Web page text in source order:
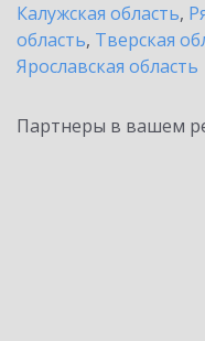
Калужская область,
область, Тверская
Ярославская область
Партнеры в вашем